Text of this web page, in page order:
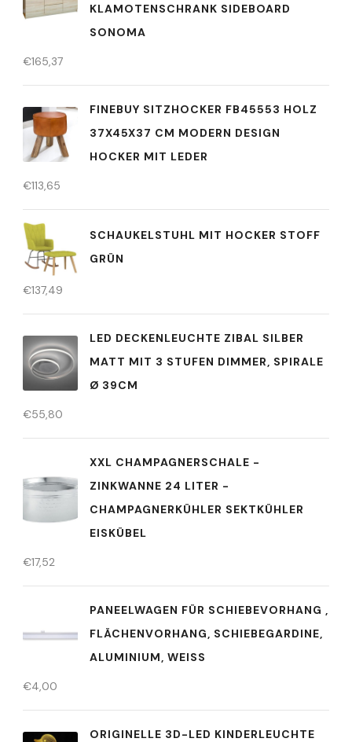
KLAMOTENSCHRANK SIDEBOARD
SONOMA
€165,37
FINEBUY SITZHOCKER FB45553 HOLZ
37X45X37 CM MODERN DESIGN
HOCKER MIT LEDER
€113,65
SCHAUKELSTUHL MIT HOCKER STOFF
GRÜN
€137,49
LED DECKENLEUCHTE ZIBAL SILBER
MATT MIT 3 STUFEN DIMMER, SPIRALE
Ø 39CM
€55,80
XXL CHAMPAGNERSCHALE -
ZINKWANNE 24 LITER -
CHAMPAGNERKÜHLER SEKTKÜHLER
EISKÜBEL
€17,52
PANEELWAGEN FÜR SCHIEBEVORHANG ,
FLÄCHENVORHANG, SCHIEBEGARDINE,
ALUMINIUM, WEISS
€4,00
ORIGINELLE 3D-LED KINDERLEUCHTE